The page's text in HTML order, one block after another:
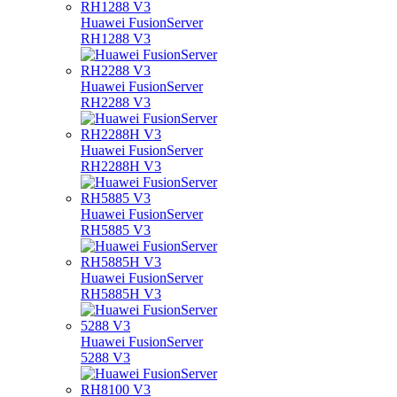
Huawei FusionServer
RH1288 V3
Huawei FusionServer
RH2288 V3
Huawei FusionServer
RH2288H V3
Huawei FusionServer
RH5885 V3
Huawei FusionServer
RH5885H V3
Huawei FusionServer
5288 V3